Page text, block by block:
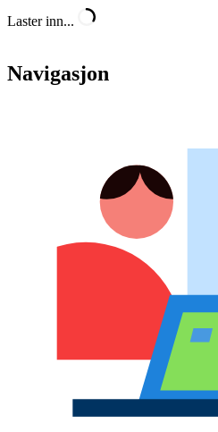
Laster inn...
Navigasjon